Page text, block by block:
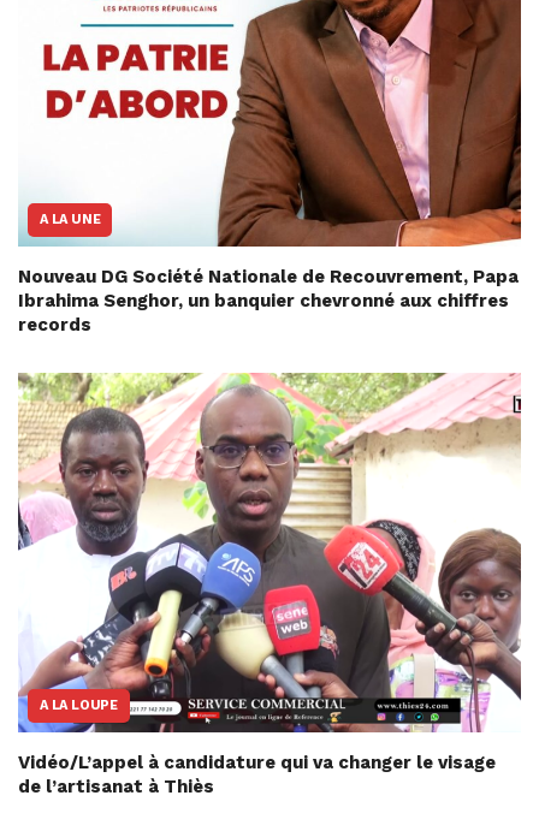
A LA UNE
Nouveau DG Société Nationale de Recouvrement, Papa
Ibrahima Senghor, un banquier chevronné aux chiffres
records
A LA LOUPE
Vidéo/L’appel à candidature qui va changer le visage
de l’artisanat à Thiès